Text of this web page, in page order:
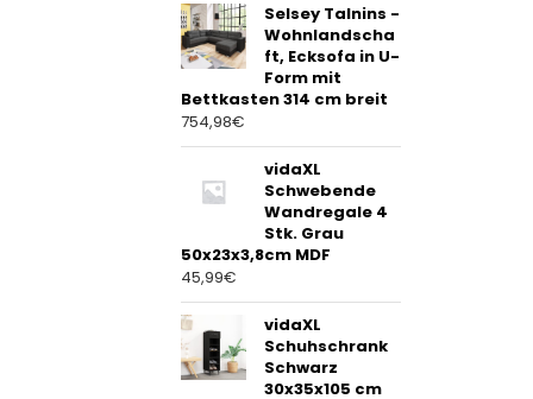
Selsey Talnins -
Wohnlandscha
ft, Ecksofa in U-
Form mit
Bettkasten 314 cm breit
754,98€
vidaXL
Schwebende
Wandregale 4
Stk. Grau
50x23x3,8cm MDF
45,99€
vidaXL
Schuhschrank
Schwarz
30x35x105 cm